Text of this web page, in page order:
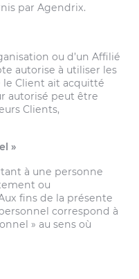
par Agendrix.
ou d’un Affilié
autorise à utiliser les
le Client ait acquitté
autorisé peut être
Clients,
»
à une personne
ou
fins de la présente
correspond à
» au sens où